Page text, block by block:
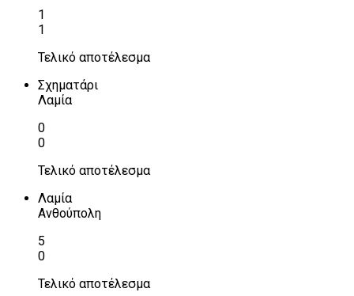
1
1
Τελικό αποτέλεσμα
Σχηματάρι
Λαμία
0
0
Τελικό αποτέλεσμα
Λαμία
Ανθούπολη
5
0
Τελικό αποτέλεσμα